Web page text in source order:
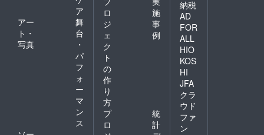
ア
アー
ト・
写真
舞
台
・
パ
フ
ォ
ー
マ
ン
ス
ロ
ジ
ェ
ク
ト
の
作
り
方
施
事
例
プ
ロ
統
計
納税
AD
FOR
ALL
HIO
KOS
HI
JFA
クラ
ウド
ファ
ン